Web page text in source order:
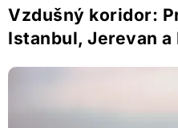
Vzdušný koridor:
Istanbul, Jerevan a